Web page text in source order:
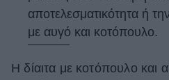
αποτελεσματικότητα ή
με αυγό και κοτόπουλο.
Η δίαιτα με κοτόπουλο και